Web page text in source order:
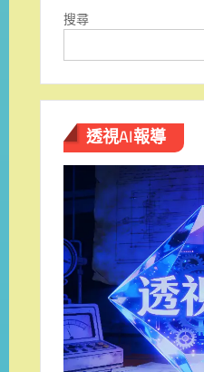
搜尋
透視AI報導